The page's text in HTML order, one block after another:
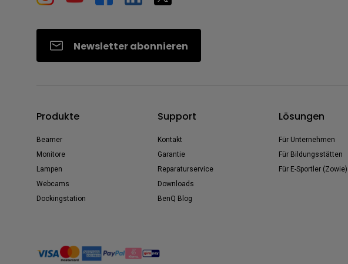
Newsletter abonnieren
Produkte
Beamer
Monitore
Lampen
Webcams
Dockingstation
Support
Kontakt
Garantie
Reparaturservice
Downloads
BenQ Blog
Lösungen
Für Unternehmen
Für Bildungsstätten
Für E-Sportler (Zowie)